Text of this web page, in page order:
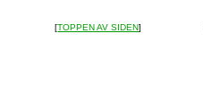
[TOPPEN AV SIDEN]